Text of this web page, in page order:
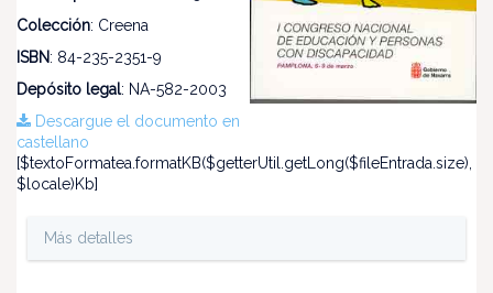
Colección: Creena
ISBN: 84-235-2351-9
Depósito legal: NA-582-2003
Descargue el documento en
castellano
[$textoFormatea.formatKB($getterUtil.getLong($fileEntrada.size),
$locale)Kb]
Más detalles